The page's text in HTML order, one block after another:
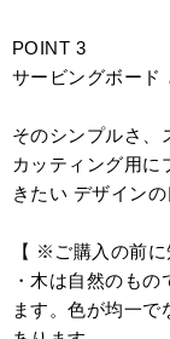
POINT 3
サービングボード
そのシンプルさ、
カッティング用に
きたい デザインの
【 ※ご購入の前
・木は自然のも
ます。色が均一で